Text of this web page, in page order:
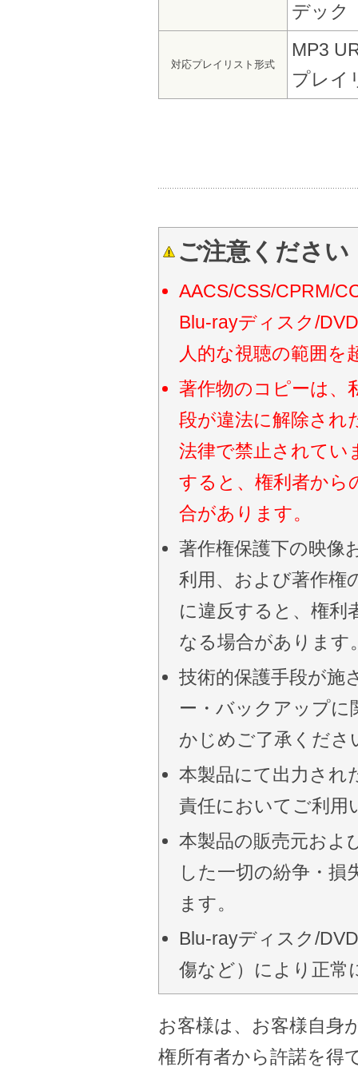
デック
対応プレイリスト形式
MP3
プレイ
ご注意ください
AACS/CSS/CPRM/
Blu-rayディスク/
人的な視聴の範囲を
著作物のコピーは、
段が違法に解除され
法律で禁止されてい
すると、権利者から
合があります。
著作権保護下の映像
利用、および著作権
に違反すると、権利
なる場合があります
技術的保護手段が施
ー・バックアップ
かじめご了承くださ
本製品にて出力され
責任においてご利用
本製品の販売元およ
した一切の紛争・
ます。
Blu-rayディスク/
傷など）により正常
お客様は、お客様自身
権所有者から許諾を得